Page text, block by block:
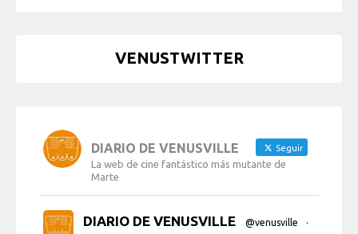
VENUSTWITTER
DIARIO DE VENUSVILLE Seguir
La web de cine fantástico más mutante de
Marte
DIARIO DE VENUSVILLE @venusville
·